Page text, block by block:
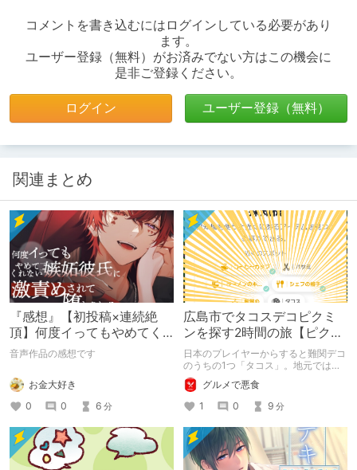
コメントを書き込むにはログインしている必要があり
ます。
ユーザー登録（無料）がお済みでない方はこの機会に
是非ご登録ください。
ログイン ユーザー登録（無料）
関連まとめ
『感想』【初投稿×連続絶
頂】何度イってもやめてく
れない嫉妬彼氏に激責めさ
音声作品の感想です
お金大好き
0
0 6 分
広島市でタコスデコピクミ
ンを探す2時間の旅【ピクミ
ンブルーム / Pikmin
Bloom】
日本のプレイヤーからすると難関デコ
のうちの1つ「タコス」。地元では見
つけられなかった男が広島で探す旅を
お送りします。ねくすと5月のテーマ
「お出かけの記録」。
グルメで悪食
1
0 9 分